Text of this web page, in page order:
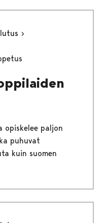
opiskelee paljon
puhuvat
kuin suomen